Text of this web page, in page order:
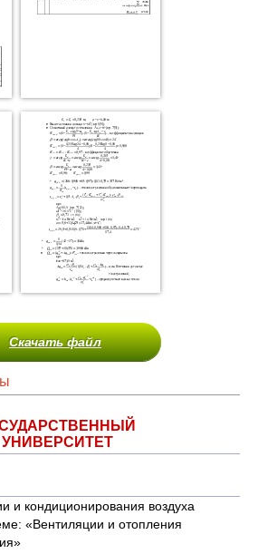
Скачать файл
и кондиционирования воздуха
«Вентиляции и отопления